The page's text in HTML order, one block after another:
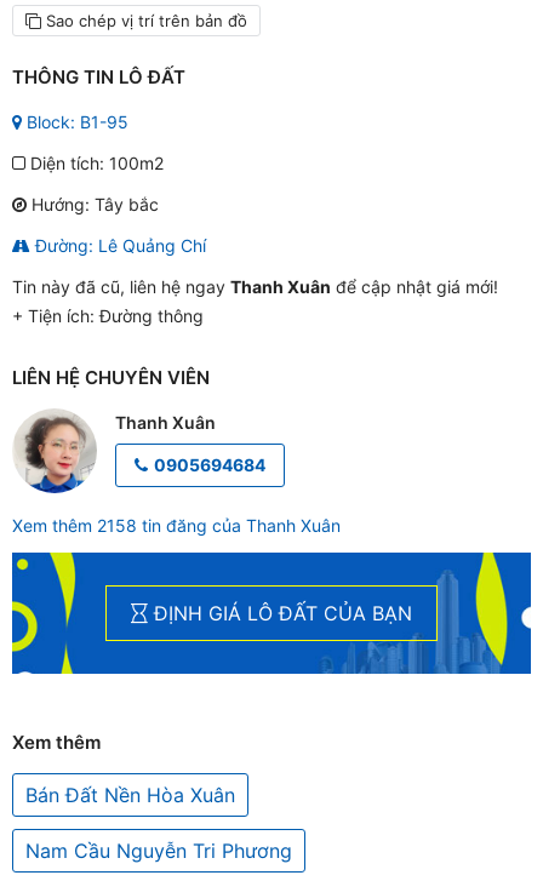
Sao chép vị trí trên bản đồ
THÔNG TIN LÔ ĐẤT
Block: B1-95
Diện tích: 100m2
Hướng: Tây bắc
Đường: Lê Quảng Chí
Tin này đã cũ, liên hệ ngay Thanh Xuân để cập nhật giá mới!
+ Tiện ích:Đường thông
LIÊN HỆ CHUYÊN VIÊN
Thanh Xuân
0905694684
Xem thêm 2158 tin đăng của Thanh Xuân
ĐỊNH GIÁ LÔ ĐẤT CỦA BẠN
Xem thêm
Bán Đất Nền Hòa Xuân
Nam Cầu Nguyễn Tri Phương